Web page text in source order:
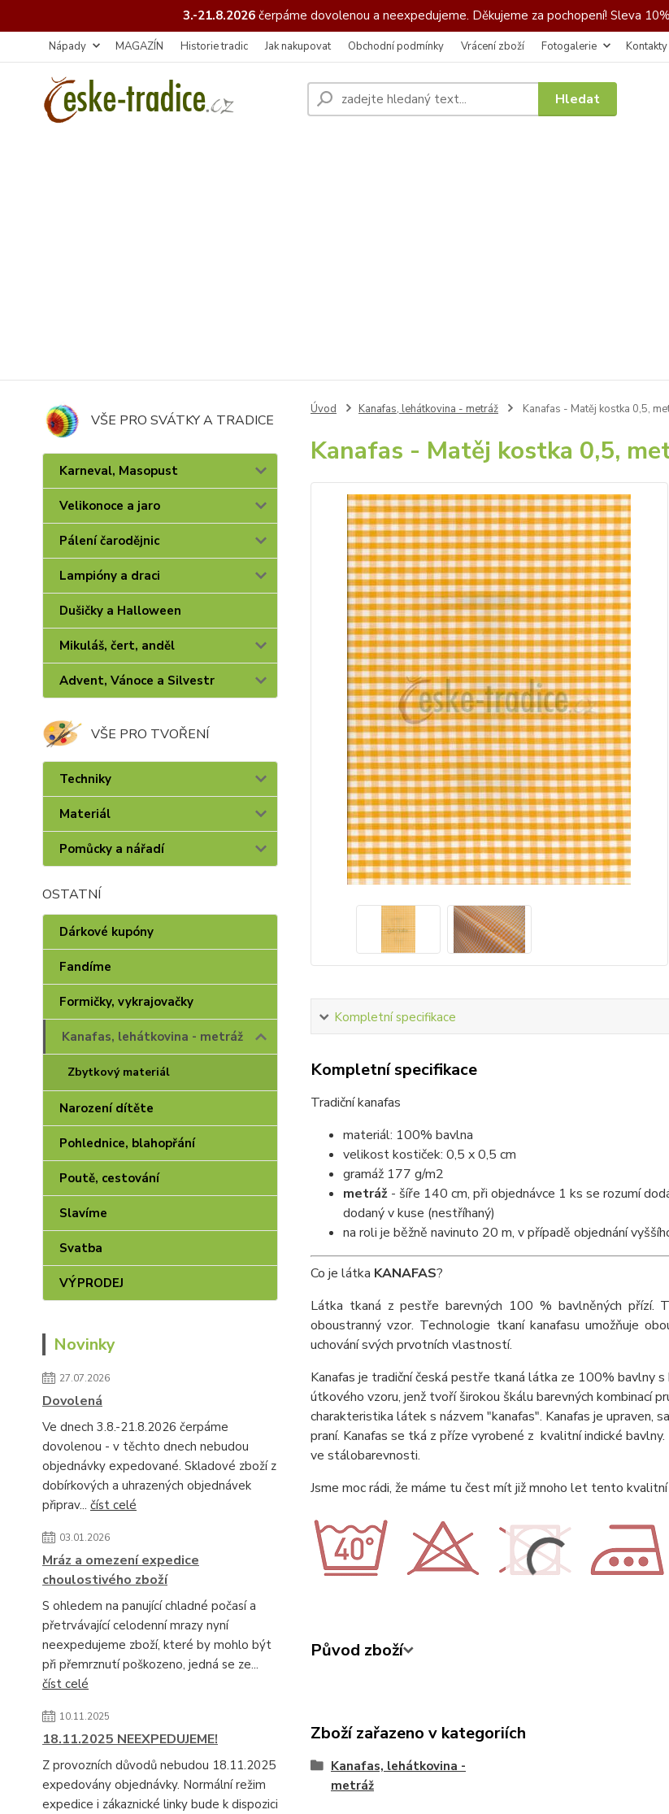
3.-21.8.2026čerpáme dovolenou a neexpedujeme. Děkujeme za pochopení! Sleva
Nápady MAGAZÍN Historie tradic Jak nakupovat Obchodní podmínky Vrácení zboží Fotogalerie Kontakty
Hledat
VŠE PRO SVÁTKY A TRADICE
Karneval, Masopust
Velikonoce a jaro
Pálení čarodějnic
Lampióny a draci
Dušičky a Halloween
Mikuláš, čert, anděl
Advent, Vánoce a Silvestr
VŠE PRO TVOŘENÍ
Techniky
Materiál
Pomůcky a nářadí
OSTATNÍ
Dárkové kupóny
Fandíme
Formičky, vykrajovačky
Kanafas, lehátkovina - metráž
Zbytkový materiál
Narození dítěte
Pohlednice, blahopřání
Poutě, cestování
Slavíme
Svatba
VÝPRODEJ
Novinky
27.07.2026
Dovolená
Ve dnech 3.8.-21.8.2026 čerpáme
dovolenou - v těchto dnech nebudou
objednávky expedované. Skladové zboží z
dobírkových a uhrazených objednávek
připrav... číst celé
03.01.2026
Mráz a omezení expedice
choulostivého zboží
S ohledem na panující chladné počasí a
přetrvávající celodenní mrazy nyní
neexpedujeme zboží, které by mohlo být
při přemrznutí poškozeno, jedná se ze...
číst celé
10.11.2025
18.11.2025 NEEXPEDUJEME!
Z provozních důvodů nebudou 18.11.2025
expedovány objednávky. Normální režim
expedice i zákaznické linky bude k dispozici
Úvod Kanafas, lehátkovina - metráž Kanafas - Matěj kostka 0,5,
Kanafas - Matěj kostka 0,5,
Kompletní specifikace
Kompletní specifikace
Tradiční kanafas
materiál: 100% bavlna
velikost kostiček: 0,5 x 0,5 cm
gramáž 177 g/m2
metráž- šíře 140 cm, při objednávce 1 ks se rozumí
dodaný v kuse (nestříhaný)
na roli je běžně navinuto 20 m, v případě objednání
Co je látka KANAFAS?
Látka tkaná z pestře barevných 100 % bavlněných přízí.
oboustranný vzor. Technologie tkaní kanafasu umožňuje
uchování svých prvotních vlastností.
Kanafas je tradiční česká pestře tkaná látka ze 100% bavlny
útkového vzoru, jenž tvoří širokou škálu barevných kombinací
charakteristika látek s názvem "kanafas". Kanafas je upraven,
praní. Kanafas se tká z příze vyrobené z kvalitní indické
ve stálobarevnosti.
Jsme moc rádi, že máme tu čest mít již mnoho let tento
Původ zboží
Zboží zařazeno v kategoriích
Kanafas, lehátkovina -
metráž